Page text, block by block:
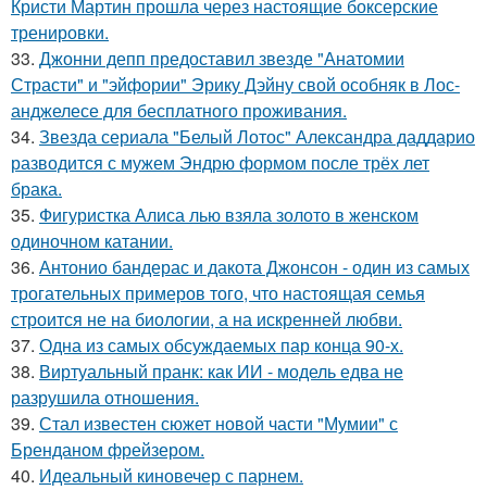
Кристи Мартин прошла через настоящие боксерские
тренировки.
33. Джонни депп предоставил звезде "Анатомии
Страсти" и "эйфории" Эрику Дэйну свой особняк в Лос-
анджелесе для бесплатного проживания.
34. Звезда сериала "Белый Лотос" Александра даддарио
разводится с мужем Эндрю формом после трёх лет
брака.
35. Фигуристка Алиса лью взяла золото в женском
одиночном катании.
36. Антонио бандерас и дакота Джонсон - один из самых
трогательных примеров того, что настоящая семья
строится не на биологии, а на искренней любви.
37. Одна из самых обсуждаемых пар конца 90-х.
38. Виртуальный пранк: как ИИ - модель едва не
разрушила отношения.
39. Стал известен сюжет новой части "Мумии" с
Бренданом фрейзером.
40. Идеальный киновечер с парнем.